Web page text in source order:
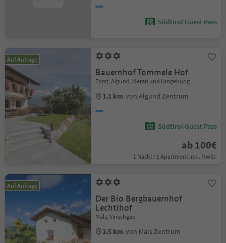
Südtirol Guest Pass
Auf Anfrage
Bauernhof Tommele Hof
Forst, Algund, Meran und Umgebung
1.1 km von Algund Zentrum
Südtirol Guest Pass
ab 100€
1 Nacht / 1 Apartment Inkl. MwSt.
Auf Anfrage
Der Bio Bergbauernhof
Lechtlhof
Mals, Vinschgau
2.5 km von Mals Zentrum